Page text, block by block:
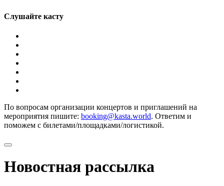
Слушайте касту
По вопросам организации концертов и приглашений на
мероприятия пишите: booking@kasta.world. Ответим и
поможем с билетами/площадками/логистикой.
Новостная рассылка